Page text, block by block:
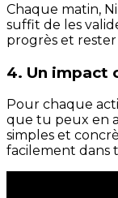
Chaque matin,
suffit de les
progrès et rester
4. Un impact
Pour chaque
que tu peux en
simples et
facilement dans